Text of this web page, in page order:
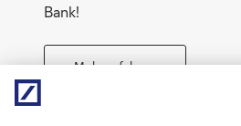
Direktabschluss möglich
Bank!
Mehr erfahren